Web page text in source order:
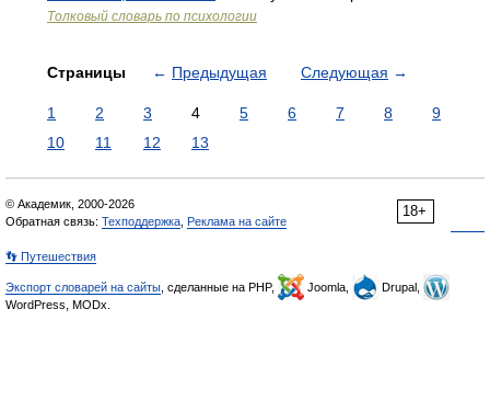
Толковый словарь по психологии
Страницы ← Предыдущая Следующая →
1 2 3 4 5 6 7 8
9
10
11 12 13
18+
© Академик, 2000-2026
Обратная связь: Техподдержка Реклама на сайте
👣 Путешествия
Экспорт словарей на сайты , сделанные на PHP, Joomla,
Drupal,
WordPress, MODx.